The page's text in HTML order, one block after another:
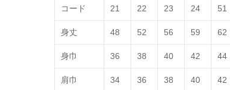
コード 21 22 23 24 51
身丈 48 52 56 59 62
身巾 36 38 40 42 44
肩巾 34 36 38 40 42